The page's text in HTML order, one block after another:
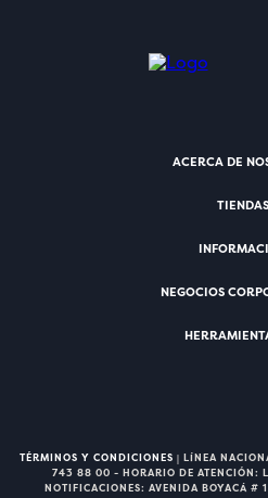
ACERCA DE
TIENDAS
NEGOCIOS
TÉRMINOS Y CONDICIONES | LÍNEA
743 88 00 - HORARIO DE
NOTIFICACIONES: AVENIDA BOYACÁ #